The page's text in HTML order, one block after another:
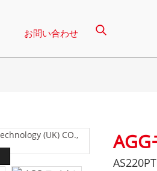
KVA
KVA
Aシリーズ 165-388KVA
CUシリーズ 275-850 KVA
お問い合わせ
AS220PT